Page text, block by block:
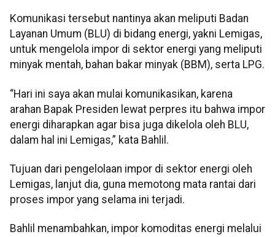
Komunikasi tersebut nantinya akan meliputi Badan
Layanan Umum (BLU) di bidang energi, yakni Lemigas,
untuk mengelola impor di sektor energi yang meliputi
minyak mentah, bahan bakar minyak (BBM), serta LPG.
“Hari ini saya akan mulai komunikasikan, karena
arahan Bapak Presiden lewat perpres itu bahwa impor
energi diharapkan agar bisa juga dikelola oleh BLU,
dalam hal ini Lemigas,” kata Bahlil.
Tujuan dari pengelolaan impor di sektor energi oleh
Lemigas, lanjut dia, guna memotong mata rantai dari
proses impor yang selama ini terjadi.
Bahlil menambahkan, impor komoditas energi melalui